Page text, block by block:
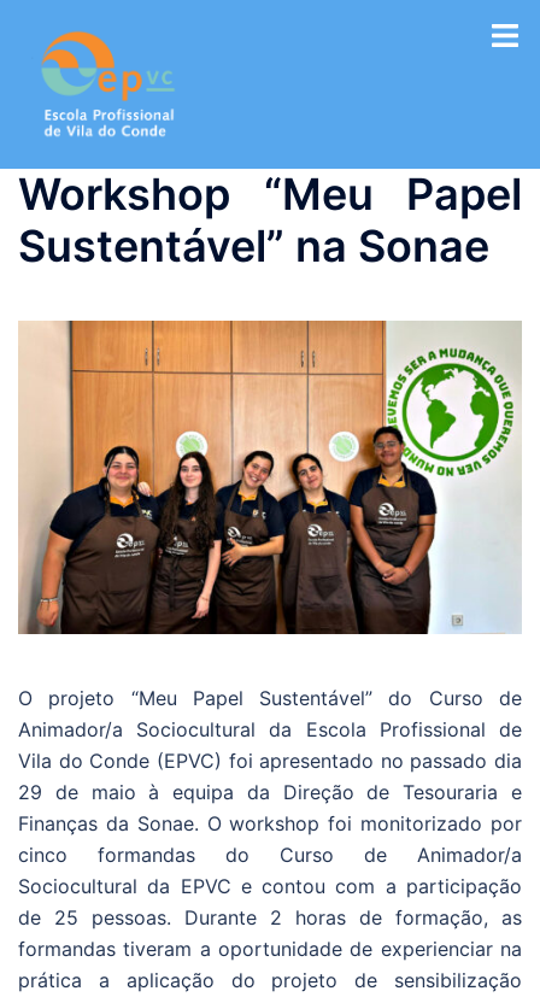
conteúdo
Workshop “Meu Papel
Sustentável” na Sonae
O projeto “Meu Papel Sustentável” do Curso de
Animador/a Sociocultural da Escola Profissional de
Vila do Conde (EPVC) foi apresentado no passado dia
29 de maio à equipa da Direção de Tesouraria e
Finanças da Sonae. O workshop foi monitorizado por
cinco formandas do Curso de Animador/a
Sociocultural da EPVC e contou com a participação
de 25 pessoas. Durante 2 horas de formação, as
formandas tiveram a oportunidade de experienciar na
prática a aplicação do projeto de sensibilização